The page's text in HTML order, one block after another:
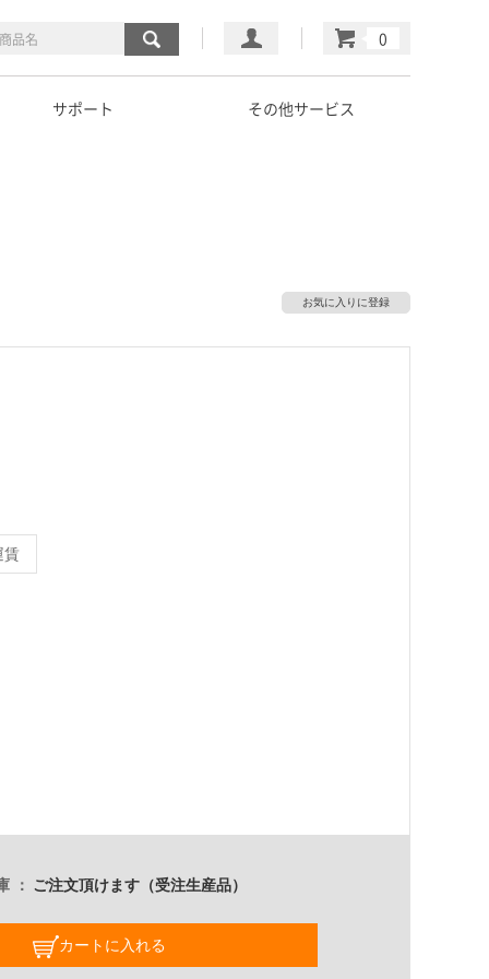
マイページ
カート
サポート その他サービス
お気に入りに登録
賃
ご注文頂けます（受注生産品）
カートに入れる